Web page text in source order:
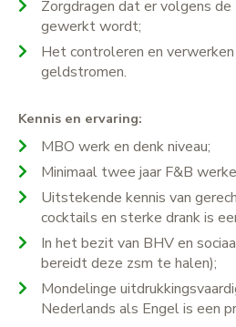
Zorgdragen dat er volgens de
gewerkt wordt;
Het controleren en verwerken
geldstromen.
Kennis en ervaring:
MBO werk en denk niveau;
Minimaal twee jaar F&B
Uitstekende kennis van
cocktails en sterke drank is
In het bezit van BHV en
bereidt deze zsm te halen);
Mondelinge
Nederlands als Engel is een